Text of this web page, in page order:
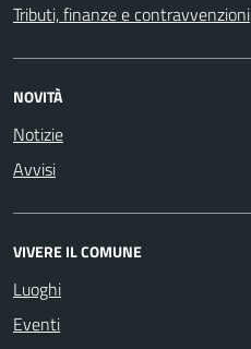
Tributi, finanze e contravvenzioni
NOVITÀ
Notizie
Avvisi
VIVERE IL COMUNE
Luoghi
Eventi